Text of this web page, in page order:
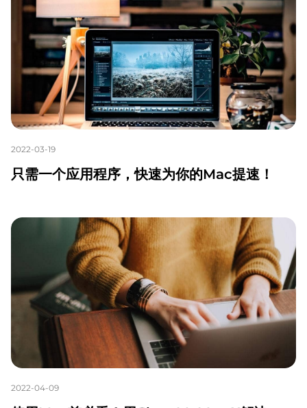
2022-03-19
只需一个应用程序，快速为你的Mac提速！
2022-04-09